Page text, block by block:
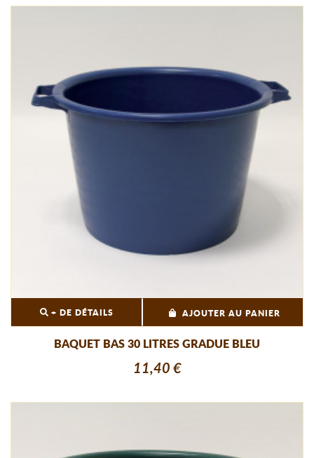
+ DE DÉTAILS AJOUTER AU PANIER
BAQUET BAS 30 LITRES GRADUE BLEU
11,40 €